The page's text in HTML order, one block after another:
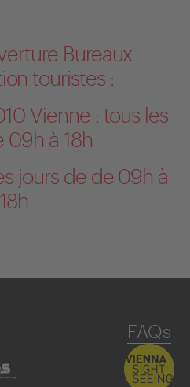
Bureaux
touristes :
Vienne : tous les
09h à 18h
jours de de 09h à
18h
FAQs